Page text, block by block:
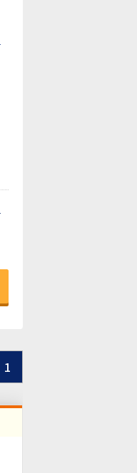
1